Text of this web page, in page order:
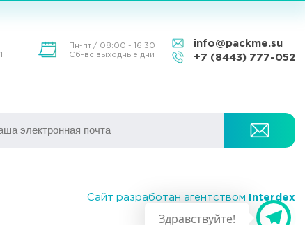
Пн-пт / 08:00 - 16:30
Сб-вс выходные дни
info@packme.su
+7 (8443) 777-052
Сайт разработан агентством Interdex
Здравствуйте!